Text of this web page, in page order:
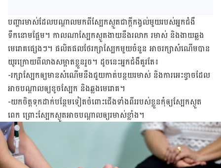
បញ្ហា​រមាស់​ដែល​បណ្ដាល​មកពី​ស្បែក​ស្ងួត​ជា​ក្ដី​កង្វល់​មួយ​របស់​អ្នក​ជំងឺ​
ទឹកនោម​ផ្អែម។​ កាលណា​​ស្បែក​ស្ងួត​​ងាយ​​នឹង​រលាក​ រមាស់​ និង​ងាយ​ឆ្លង​
មេរោគ​ផ្សេងៗ។​ ផលិតផល​ថែរក្សា​ស្បែក​មួយ​ចំនួន​ អាច​រក្សា​សំណើម​បាន​
យូរ​ក្រោយ​ពី​លាង​សម្អាត​​ខ្លួន​រួច។​ ដូចនេះ​អ្នក​ជំងឺ​គួរតែ៖
-រក្សា​ស្បែកឲ្យ​មាន​សំណើម​នឹង​ជួយ​កាត់បន្ថយ​រមាស់ ​និង​ការ​អេះ​ខ្វាច​ដែល​
អាច​បណ្ដាលឲ្យ​​ខូច​ស្បែក​ និង​ឆ្លង​មេរោគ​។
-យក​ចិត្ត​ទុកដាក់​បន្ថែម​ទៀត​ចំពោះ​ជើង​ទាំងពីរ​របស់ខ្លួន​​កុំ​ឲ្យ​​ស្បែក​ស្ងួត​
ពេក​ ព្រោះ​ស្បែក​ស្ងួត​​អាច​បណ្ដាល​ឲ្យ​​រមាស់​ខ្លាំង។